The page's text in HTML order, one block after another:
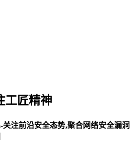
工匠精神
关注前沿安全态势,聚合网络安全漏洞